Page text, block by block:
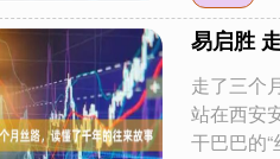
易启胜
走了三个
站在西安
干巴巴的